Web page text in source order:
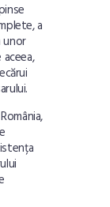
a
unor